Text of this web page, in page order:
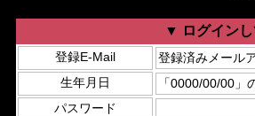
▼ ログイン
登録E-Mail
生年月日
パスワード